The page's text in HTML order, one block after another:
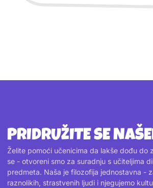
PRIDRUŽITE SE
Želite pomoći učenicima da lakše dođu do
se - otvoreni smo za suradnju s učiteljima
predmeta. Naša je filozofija jednostavna -
raznolikih, strastvenih ljudi i njegujemo